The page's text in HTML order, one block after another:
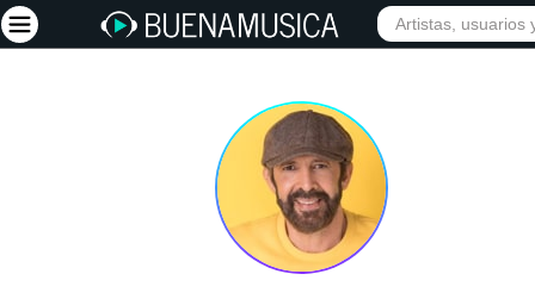
INICIO ARTISTAS